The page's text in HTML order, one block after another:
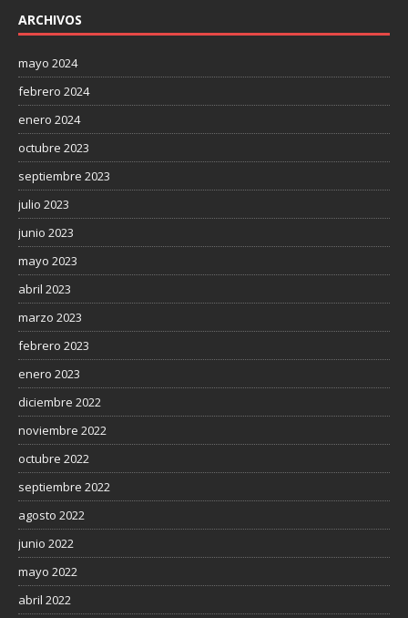
ARCHIVOS
mayo 2024
febrero 2024
enero 2024
octubre 2023
septiembre 2023
julio 2023
junio 2023
mayo 2023
abril 2023
marzo 2023
febrero 2023
enero 2023
diciembre 2022
noviembre 2022
octubre 2022
septiembre 2022
agosto 2022
junio 2022
mayo 2022
abril 2022